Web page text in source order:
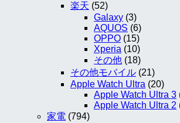
楽天 (52)
Galaxy (3)
AQUOS (6)
OPPO (15)
Xperia (10)
その他 (18)
その他モバイル (21)
Apple Watch Ultra (20)
Apple Watch Ultra 3
Apple Watch Ultra 2
家電 (794)